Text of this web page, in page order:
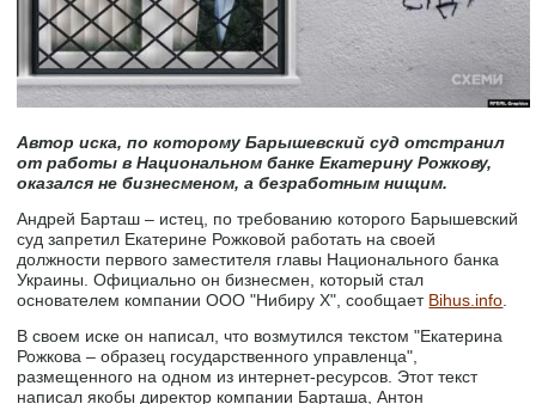
Автор иска, по которому Барышевский суд отстранил
от работы в Национальном банке Екатерину Рожкову,
оказался не бизнесменом, а безработным нищим.
Андрей Барташ – истец, по требованию которого Барышевский
суд запретил Екатерине Рожковой работать на своей
должности первого заместителя главы Национального банка
Украины. Официально он бизнесмен, который стал
основателем компании ООО "Нибиру Х", сообщает Вihus.info.
В своем иске он написал, что возмутился текстом "Екатерина
Рожкова – образец государственного управленца",
размещенного на одном из интернет-ресурсов. Этот текст
написал якобы директор компании Барташа, Антон